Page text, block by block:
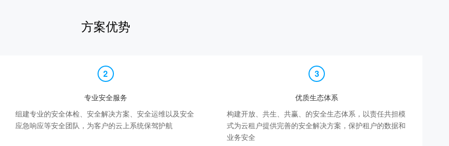
方案优势
专业安全服务
组建专业的安全体检、安全解决方案、安全运维以及安全
应急响应等安全团队，为客户的云上系统保驾护航
优质生态体系
构建开放、共生、共赢、的安全生态体系，以责任共担模
式为云租户提供完善的安全解决方案，保护租户的数据和
业务安全